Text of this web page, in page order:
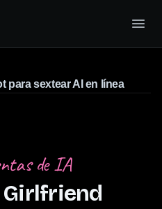
para sextear AI en línea
de IA
Girlfriend